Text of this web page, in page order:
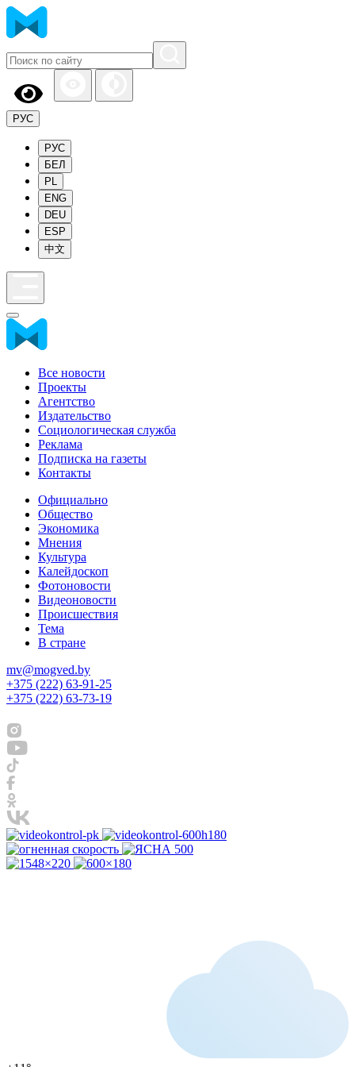
РУС
РУС
БЕЛ
PL
ENG
DEU
ESP
中文
Все новости
Проекты
Агентство
Издательство
Социологическая служба
Реклама
Подписка на газеты
Контакты
Официально
Общество
Экономика
Мнения
Культура
Калейдоскоп
Фотоновости
Видеоновости
Происшествия
Тема
В стране
mv@mogved.by
+375 (222) 63-91-25
+375 (222) 63-73-19